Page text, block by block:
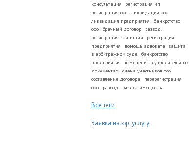
консультация
регистрация ип
регистрация ооо
ликвидация ооо
ликвидация предприятия
банкротство
ооо
брачный договор
развод.
регистрация компании
регистрация
предприятия
помощь адвоката
защита
в арбитражном суде
банкротство
предприятия
изменения в учредительных
документах
смена участников ооо
составление договора
перерегистрация
ооо
развод раздел имущества
Все теги
Заявка на юр. услугу